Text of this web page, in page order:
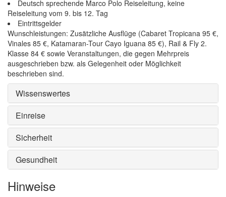
Deutsch sprechende Marco Polo Reiseleitung, keine
Reiseleitung vom 9. bis 12. Tag
Eintrittsgelder
Wunschleistungen: Zusätzliche Ausflüge (Cabaret Tropicana 95 €,
Vinales 85 €, Katamaran-Tour Cayo Iguana 85 €), Rail & Fly 2.
Klasse 84 € sowie Veranstaltungen, die gegen Mehrpreis
ausgeschrieben bzw. als Gelegenheit oder Möglichkeit
beschrieben sind.
Wissenswertes
Einreise
Sicherheit
Gesundheit
Hinweise